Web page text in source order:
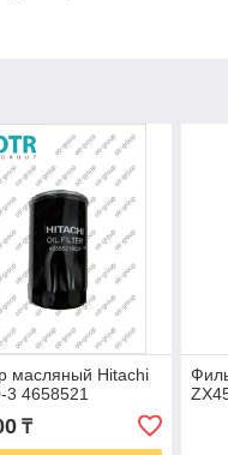
масляный Hitachi
3 4658521
₸